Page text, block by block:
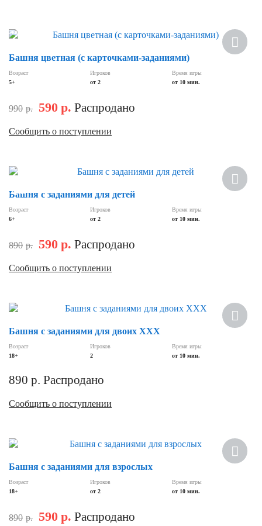
Скидка
Башня цветная (с карточками-заданиями)
Возраст
5+
Игроков
от 2
Время игры
от 10 мин.
990 р. 590 р. Распродано
Сообщить о поступлении
Хит
Скидка
Башня с заданиями для детей
Возраст
6+
Игроков
от 2
Время игры
от 10 мин.
890 р. 590 р. Распродано
Сообщить о поступлении
Башня с заданиями для двоих ХХХ
Возраст
18+
Игроков
2
Время игры
от 10 мин.
890 р. Распродано
Сообщить о поступлении
Скидка
Башня с заданиями для взрослых
Возраст
18+
Игроков
от 2
Время игры
от 10 мин.
890 р. 590 р. Распродано